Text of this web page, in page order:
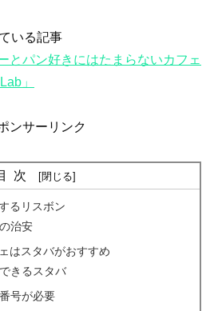
いる記事
とパン好きにはたまらないカフェ
」
ンサーリンク
次
るリスボン
治安
はスタバがおすすめ
きるスタバ
号が必要